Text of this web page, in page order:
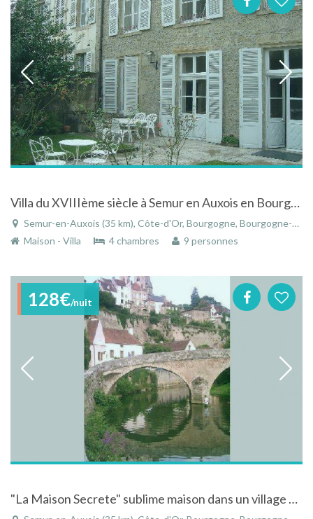
Villa du XVIIIème siècle à Semur en Auxois en Bourgogne en plein centre de la cité médiévale
Semur-en-Auxois (35 km), Côte-d'Or, Bourgogne, Bourgogne-Franche-Comté, France
Maison - Villa
4 chambres 9 personnes
128€/nuit
"La Maison Secrete" sublime maison dans un village medievale en Bourgogne